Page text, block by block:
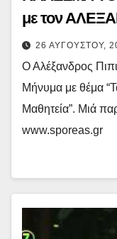
με τον
26 ΑΥΓΟΎΣΤΟΥ,
Ο Αλέξανδρος
Μήνυμα με θέμα
Μαθητεία”. Μιά
www.sporeas.gr